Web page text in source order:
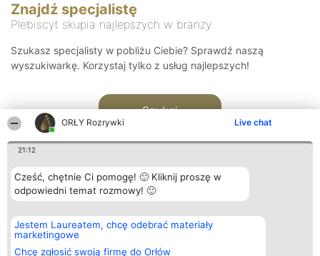
ORŁY Rozrywki Live chat
21:12
Cześć, chętnie Ci pomogę! 🙂 Kliknij proszę w
odpowiedni temat rozmowy! 🙂
Jestem Laureatem, chcę odebrać materiały
marketingowe
Chcę zgłosić swoją firmę do Orłów
Znajdź specjalistę
Plebiscyt skupia najlepszych w branży
Szukasz specjalisty w pobliżu Ciebie? Sprawdź naszą
wyszukiwarkę. Korzystaj tylko z usług najlepszych!
Szukaj
Organizator plebiscytu
Bright Side Solutions sp. z o.
o. sp. k.
ul. Ruska 22
Plebiscyt
Laureaci
wszystkich
Kontakt
Kontakt